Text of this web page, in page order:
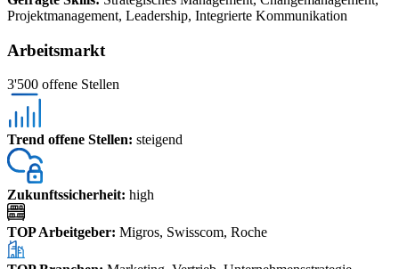
Projektmanagement, Leadership, Integrierte Kommunikation
Arbeitsmarkt
3'500 offene Stellen
Trend offene Stellen: steigend
Zukunftssicherheit: high
TOP Arbeitgeber: Migros, Swisscom, Roche